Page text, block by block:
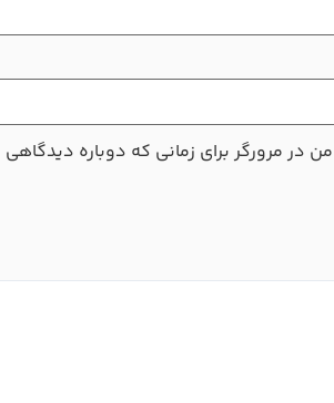
در مرورگر برای زمانی که دوباره